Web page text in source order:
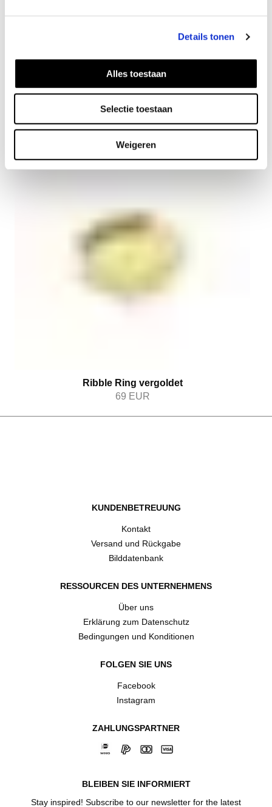
Details tonen
Alles toestaan
Selectie toestaan
Weigeren
Dot Ohrringe vergoldet
55EUR
Ribble Ring vergoldet
69 EUR
KUNDENBETREUUNG
Kontakt
Versand und Rückgabe
Bilddatenbank
RESSOURCEN DES UNTERNEHMENS
Über uns
Erklärung zum Datenschutz
Bedingungen und Konditionen
FOLGEN SIE UNS
Facebook
Instagram
ZAHLUNGSPARTNER
BLEIBEN SIE INFORMIERT
Stay inspired! Subscribe to our newsletter for the latest